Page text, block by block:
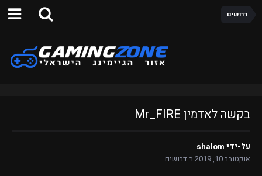
דרושים
בקשה לאדמין Mr_FIRE
על-ידי shalom
אוקטובר 10, 2019
בדרושים